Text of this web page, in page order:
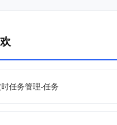
任务管理-任务